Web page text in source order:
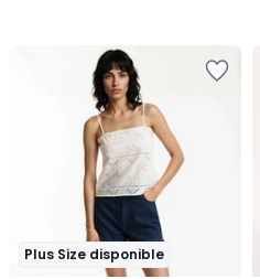
Plus Size disponible